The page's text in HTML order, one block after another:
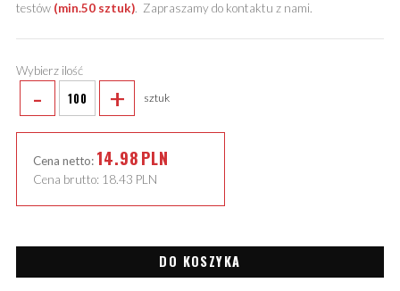
testów (min.50 sztuk). Zapraszamy do kontaktu z nami.
Wybierz ilość
- + sztuk
Cena netto: 14.98PLN
Cena brutto: 18.43 PLN
DO KOSZYKA